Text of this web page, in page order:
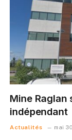
Mine Raglan
indépendant
Actualités mai